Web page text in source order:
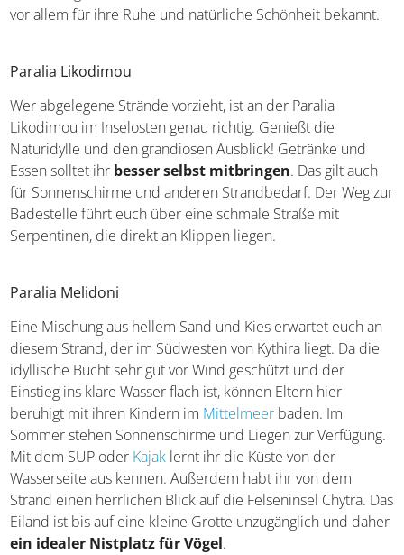
vor allem für ihre Ruhe und natürliche Schönheit bekannt.
Paralia Likodimou
Wer abgelegene Strände vorzieht, ist an der Paralia
Likodimou im Inselosten genau richtig. Genießt die
Naturidylle und den grandiosen Ausblick! Getränke und
Essen solltet ihr besser selbst mitbringen. Das gilt auch
für Sonnenschirme und anderen Strandbedarf. Der Weg zur
Badestelle führt euch über eine schmale Straße mit
Serpentinen, die direkt an Klippen liegen.
Paralia Melidoni
Eine Mischung aus hellem Sand und Kies erwartet euch an
diesem Strand, der im Südwesten von Kythira liegt. Da die
idyllische Bucht sehr gut vor Wind geschützt und der
Einstieg ins klare Wasser flach ist, können Eltern hier
beruhigt mit ihren Kindern im Mittelmeer baden. Im
Sommer stehen Sonnenschirme und Liegen zur Verfügung.
Mit dem SUP oder Kajak lernt ihr die Küste von der
Wasserseite aus kennen. Außerdem habt ihr von dem
Strand einen herrlichen Blick auf die Felseninsel Chytra. Das
Eiland ist bis auf eine kleine Grotte unzugänglich und daher
ein idealer Nistplatz für Vögel.